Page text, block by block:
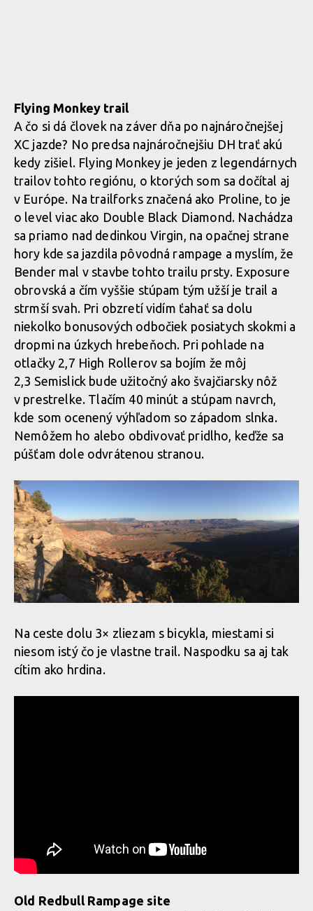
Flying Monkey trail
A čo si dá človek na záver dňa po najnáročnejšej
XC jazde? No predsa najnáročnejšiu DH trať akú
kedy zišiel. Flying Monkey je jeden z legendárnych
trailov tohto regiónu, o ktorých som sa dočítal aj
v Európe. Na trailforks značená ako Proline, to je
o level viac ako Double Black Diamond. Nachádza
sa priamo nad dedinkou Virgin, na opačnej strane
hory kde sa jazdila pôvodná rampage a myslím, že
Bender mal v stavbe tohto trailu prsty. Exposure
obrovská a čím vyššie stúpam tým užší je trail a
strmší svah. Pri obzretí vidím ťahať sa dolu
niekolko bonusových odbočiek posiatych skokmi a
dropmi na úzkych hrebeňoch. Pri pohlade na
otlačky 2,7 High Rollerov sa bojím že môj
2,3 Semislick bude užitočný ako švajčiarsky nôž
v prestrelke. Tlačím 40 minút a stúpam navrch,
kde som ocenený výhľadom so západom slnka.
Nemôžem ho alebo obdivovať pridlho, keďže sa
púšťam dole odvrátenou stranou.
Na ceste dolu 3× zliezam s bicykla, miestami si
niesom istý čo je vlastne trail. Naspodku sa aj tak
cítim ako hrdina.
Old Redbull Rampage site